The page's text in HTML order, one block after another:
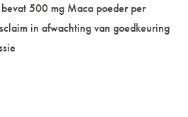
500 mg Maca poeder per
in afwachting van goedkeuring